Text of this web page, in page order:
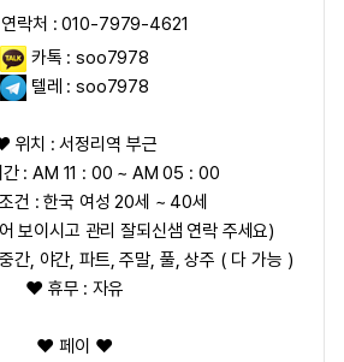
연락처 : 010-7979-4621
카톡 : soo7978
텔레 : soo7978
위치 : 서정리역 부근
: AM 11 : 00 ~ AM 05 : 00
건 : 한국 여성 20세 ~ 40세
이시고 관리 잘되신샘 연락 주세요)
간, 야간, 파트, 주말, 풀, 상주 ( 다 가능 )
❤️ 휴무 : 자유
❤️ 페이 ❤️